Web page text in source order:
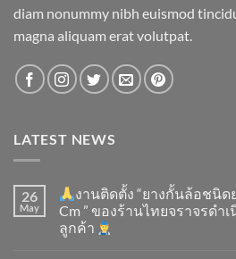
diam nonummy nibh euismod
magna aliquam erat volutpat.
LATEST NEWS
26
May
งานติดตั้ง “ยางกั้นล้อชนิด
Cm ” ของร้านไทยจราจรดำ
ลูกค้า